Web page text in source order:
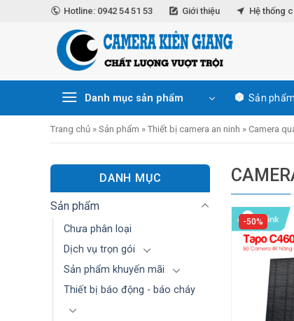
Hotline: 0942 54 51 53 Giới thiệu Hệ thống
Danh mục sản phẩm Sản
Trang chủ » Sản phẩm » Thiết bị camera an ninh » Camera
DANH MỤC
Sản phẩm
Chưa phân loại
Dịch vụ trọn gói
Sản phẩm khuyến mãi
Thiết bị báo động - báo cháy
50%